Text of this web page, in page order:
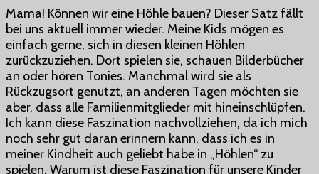
Tipi
&
Co.
mehr
als
nur
ein
Rückzugsort
für
Kinder
Mama! Können wir eine Höhle bauen? Dieser Satz fällt
bei uns aktuell immer wieder. Meine Kids mögen es
einfach gerne, sich in diesen kleinen Höhlen
zurückzuziehen. Dort spielen sie, schauen Bilderbücher
an oder hören Tonies. Manchmal wird sie als
Rückzugsort genutzt, an anderen Tagen möchten sie
aber, dass alle Familienmitglieder mit hineinschlüpfen.
Ich kann diese Faszination nachvollziehen, da ich mich
noch sehr gut daran erinnern kann, dass ich es in
meiner Kindheit auch geliebt habe in „Höhlen“ zu
spielen. Warum ist diese Faszination für unsere Kinder